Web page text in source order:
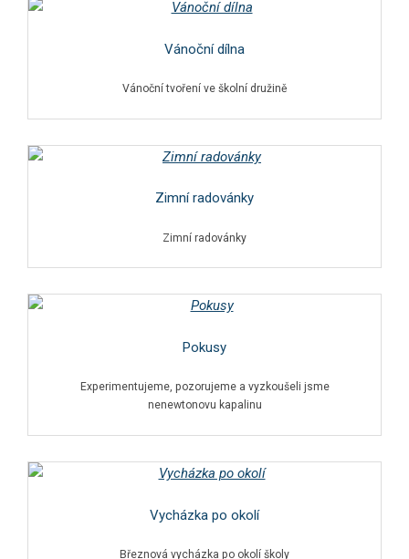
Vánoční dílna
Vánoční tvoření ve školní družině
Zimní radovánky
Zimní radovánky
Pokusy
Experimentujeme, pozorujeme a vyzkoušeli jsme
nenewtonovu kapalinu
Vycházka po okolí
Březnová vycházka po okolí školy